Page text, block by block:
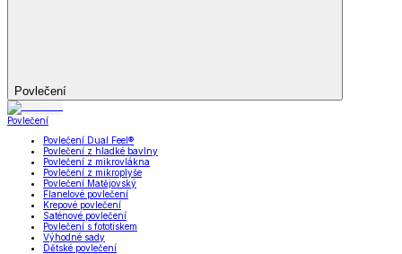
Povlečení
Povlečení
Povlečení Dual Feel®
Povlečení z hladké bavlny
Povlečení z mikrovlákna
Povlečení z mikroplyše
Povlečení Matějovský
Flanelové povlečení
Krepové povlečení
Saténové povlečení
Povlečení s fototiskem
Výhodné sady
Dětské povlečení